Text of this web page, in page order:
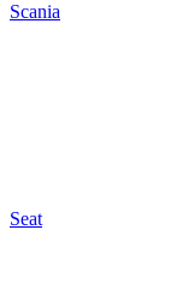
Scania
Seat